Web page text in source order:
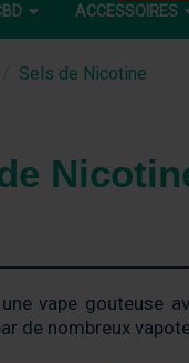
ACCESSOIRES
Sels de Nicotine
vape gouteuse
de nombreux